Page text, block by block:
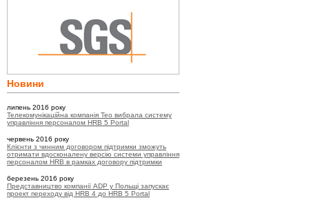
Новини
липень 2016 року
Телекомунікаційна компанія Teo вибрала систему
управління персоналом HRB 5 Portal
червень 2016 року
Клієнти з чинним договором підтримки зможуть
отримати вдосконалену версію системи управління
персоналом HRB в рамках договору підтримки
березень 2016 року
Представництво компанії ADP у Польщі запускає
проект переходу від HRB 4 до HRB 5 Portal